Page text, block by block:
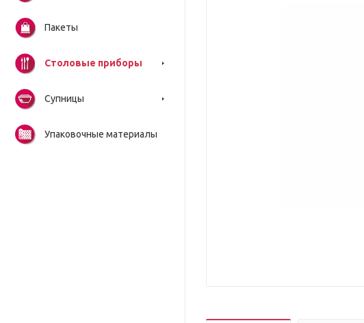
Пакеты
Столовые приборы
Супницы
Упаковочные материалы